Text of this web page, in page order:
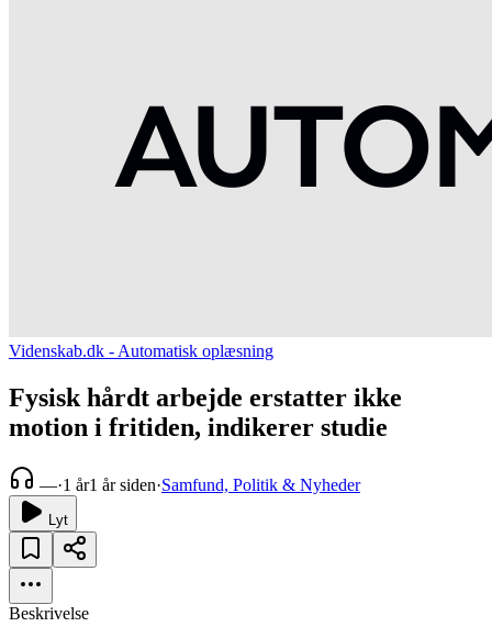
Videnskab.dk - Automatisk oplæsning
Fysisk hårdt arbejde erstatter ikke
motion i fritiden, indikerer studie
—·1 år1 år siden·Samfund, Politik & Nyheder
Lyt
Beskrivelse